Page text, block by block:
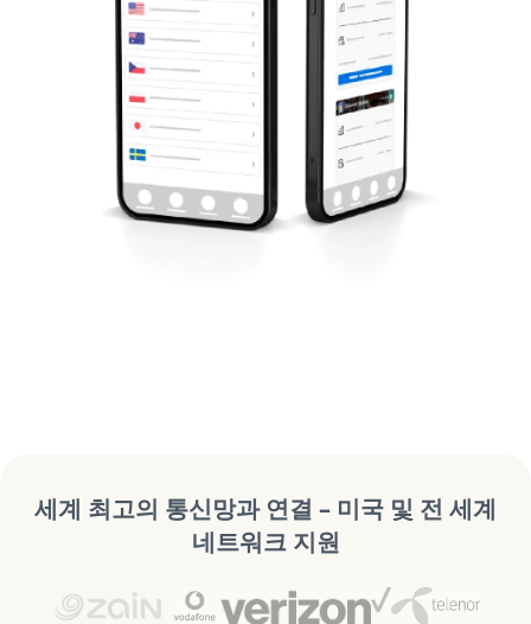
세계 최고의 통신망과 연결 – 미국 및 전 세계
네트워크 지원